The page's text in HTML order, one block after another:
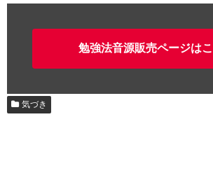
勉強法音源販売ページは
気づき